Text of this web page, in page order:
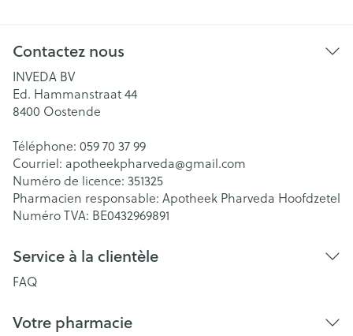
Contactez nous
INVEDA BV
Ed. Hammanstraat 44
8400 Oostende
Téléphone: 059 70 37 99
Courriel: apotheekpharveda@gmail.com
Numéro de licence: 351325
Pharmacien responsable: Apotheek Pharveda Hoofdzetel
Numéro TVA: BE0432969891
Service à la clientèle
FAQ
Votre pharmacie